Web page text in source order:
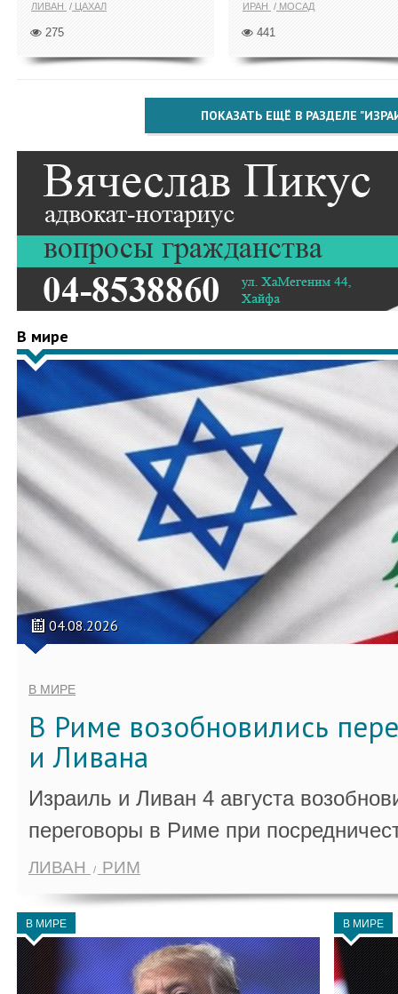
ЛИВАН ЦАХАЛ
275
ИРАН МОСАД
441
ПОКАЗАТЬ ЕЩЁ В РАЗДЕЛЕ
В мире
04.08.2026
В МИРЕ
В Риме возобновились
и Ливана
Израиль и Ливан 4 августа
переговоры в Риме при
ЛИВАН РИМ
В МИРЕ В МИРЕ